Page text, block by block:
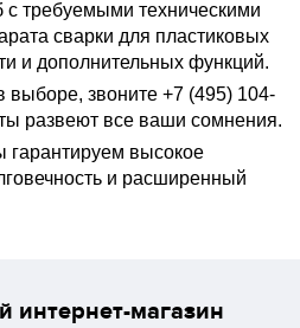
требуемыми техническими
сварки для пластиковых
и дополнительных функций.
выборе, звоните +7 (495) 104-
развеют все ваши сомнения.
высокое
и расширенный
магазин